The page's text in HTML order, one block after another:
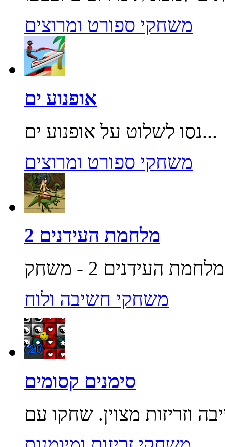
משחקי ספורט ומרוצים
אופנוע ים
נסו לשלוט על אופנוע ים...
משחקי ספורט ומרוצים
מלחמת העידנים 2
משחקי חשיבה ולוח
סימנים קסומים